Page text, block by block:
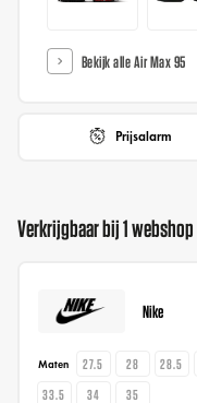
Bekijk alle Air Max 95
Prijsalarm
Verkrijgbaar bij 1 webshop
Nike
Maten 27.5 28 28.5
33.5
34 35